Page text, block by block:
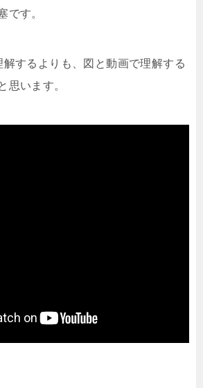
です。
解するよりも、図と動画で理解する
思います。